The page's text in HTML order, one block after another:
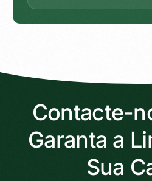
Contacte-
Garanta a
Sua